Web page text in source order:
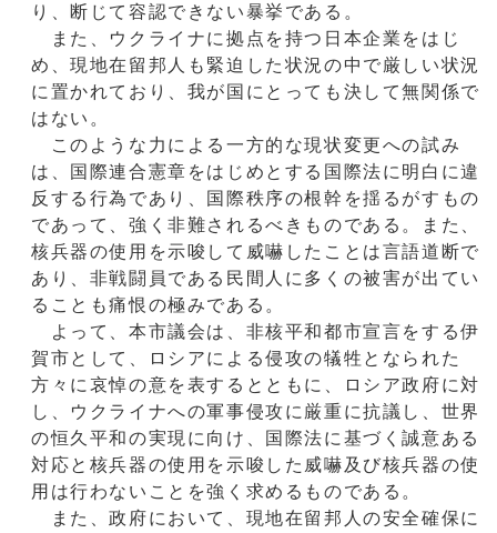
り、断じて容認できない暴挙である。
また、ウクライナに拠点を持つ日本企業をはじ
め、現地在留邦人も緊迫した状況の中で厳しい状況
に置かれており、我が国にとっても決して無関係で
はない。
このような力による一方的な現状変更への試み
は、国際連合憲章をはじめとする国際法に明白に違
反する行為であり、国際秩序の根幹を揺るがすもの
であって、強く非難されるべきものである。また、
核兵器の使用を示唆して威嚇したことは言語道断で
あり、非戦闘員である民間人に多くの被害が出てい
ることも痛恨の極みである。
よって、本市議会は、非核平和都市宣言をする伊
賀市として、ロシアによる侵攻の犠牲となられた
方々に哀悼の意を表するとともに、ロシア政府に対
し、ウクライナへの軍事侵攻に厳重に抗議し、世界
の恒久平和の実現に向け、国際法に基づく誠意ある
対応と核兵器の使用を示唆した威嚇及び核兵器の使
用は行わないことを強く求めるものである。
また、政府において、現地在留邦人の安全確保に